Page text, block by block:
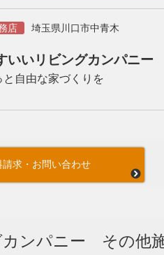
店 埼玉県川口市中青木
いいリビングカンパニー
と自由な家づくりを
求・お問い合わせ
カンパニー その他